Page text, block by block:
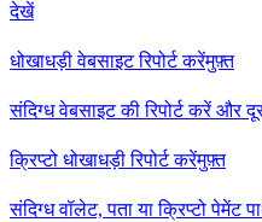
देखें
धोखाधड़ी वेबसाइट रिपोर्ट करेंमुफ़्त
संदिग्ध वेबसाइट की रिपोर्ट करें और
क्रिप्टो धोखाधड़ी रिपोर्ट करेंमुफ़्त
संदिग्ध वॉलेट, पता या क्रिप्टो पेमेंट